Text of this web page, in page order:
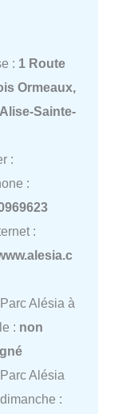
: 1 Route
Ormeaux,
Sainte-
:
:
:
Alésia à
: non
Alésia
: